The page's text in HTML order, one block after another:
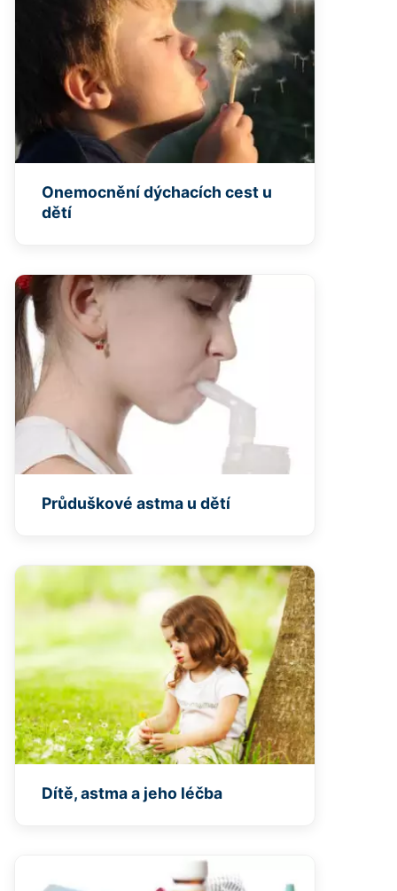
Onemocnění dýchacích cest u
dětí
Průduškové astma u dětí
Dítě, astma a jeho léčba